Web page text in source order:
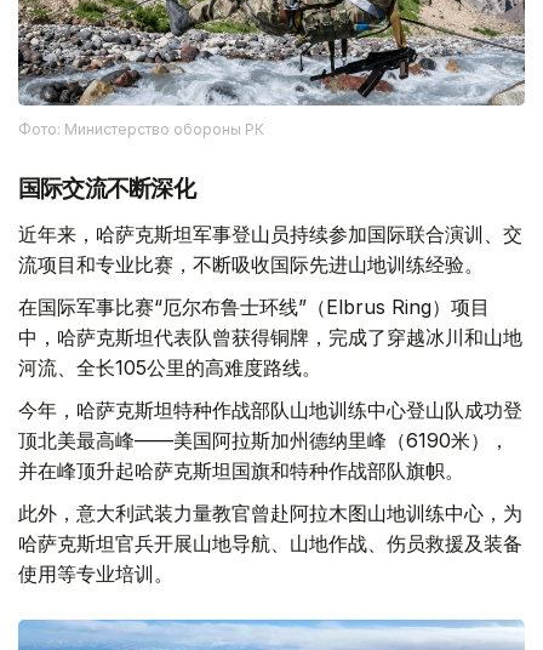
Фото: Министерство обороны РК
国际交流不断深化
近年来，哈萨克斯坦军事登山员持续参加国际联合演训、交
流项目和专业比赛，不断吸收国际先进山地训练经验。
在国际军事比赛“厄尔布鲁士环线”（Elbrus Ring）项目
中，哈萨克斯坦代表队曾获得铜牌，完成了穿越冰川和山地
河流、全长105公里的高难度路线。
今年，哈萨克斯坦特种作战部队山地训练中心登山队成功登
顶北美最高峰——美国阿拉斯加州德纳里峰（6190米），
并在峰顶升起哈萨克斯坦国旗和特种作战部队旗帜。
此外，意大利武装力量教官曾赴阿拉木图山地训练中心，为
哈萨克斯坦官兵开展山地导航、山地作战、伤员救援及装备
使用等专业培训。